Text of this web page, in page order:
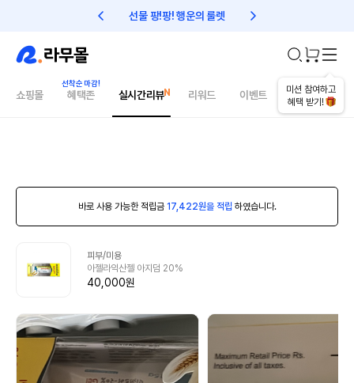
선물 팡!팡! 행운의 룰렛 친구초대 1만원 리워드!
미션 참여하고
혜택 받기!
쇼핑몰 혜택존 실시간리뷰 리워드 이벤트 건강매거진
바로 사용 가능한 적립금 17,422원을 적립 하였습니다.
피부/미용
아젤라익산젤 아지덤 20%
40,000원